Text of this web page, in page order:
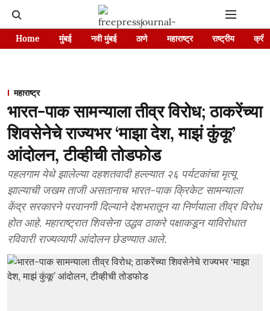
Home मुंबई नवी मुंबई ठाणे महाराष्ट्र राष्ट्रीय
महाराष्ट्र
भारत-पाक सामन्याला तीव्र विरोध; ठाकरेंच्या
शिवसेनेचे राज्यभर ‘माझा देश, माझं कुंकू’
आंदोलन, टीव्हीची तोडफोड
पहलगाम येथे झालेल्या दहशतवादी हल्ल्यात २६ पर्यटकांचा मृत्यू
झाल्याची जखम ताजी असतानाच भारत-पाक क्रिकेट सामन्याला
केंद्र सरकारने परवानगी दिल्याने देशभरातून या निर्णयाला तीव्र विरोध
होत आहे. महाराष्ट्रात शिवसेना उद्धव ठाकरे पक्षाकडून याविरोधात
रविवारी राज्यव्यापी आंदोलन छेडण्यात आले.